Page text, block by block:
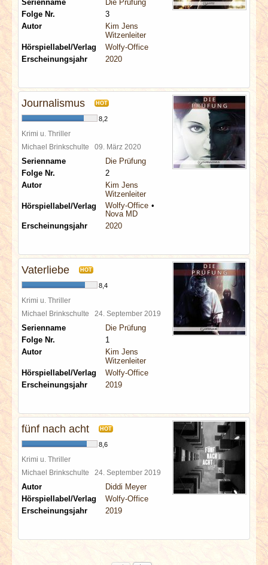
Serienname
Die Prüfung
Folge Nr.
3
Autor
Kim Jens
Witzenleiter
Hörspiellabel/Verlag
Wolfy-Office
Erscheinungsjahr
2020
Journalismus HOT
8,2
Krimi u. Thriller
Michael Brinkschulte 09. März 2020
Serienname
Die Prüfung
Folge Nr.
2
Autor
Kim Jens
Witzenleiter
Hörspiellabel/Verlag
Wolfy-Office
Nova MD
Erscheinungsjahr
2020
Vaterliebe HOT
8,4
Krimi u. Thriller
Michael Brinkschulte 24. September 2019
Serienname
Die Prüfung
Folge Nr.
1
Autor
Kim Jens
Witzenleiter
Hörspiellabel/Verlag
Wolfy-Office
Erscheinungsjahr
2019
fünf nach acht HOT
8,6
Krimi u. Thriller
Michael Brinkschulte 24. September 2019
Autor
Diddi Meyer
Hörspiellabel/Verlag
Wolfy-Office
Erscheinungsjahr
2019